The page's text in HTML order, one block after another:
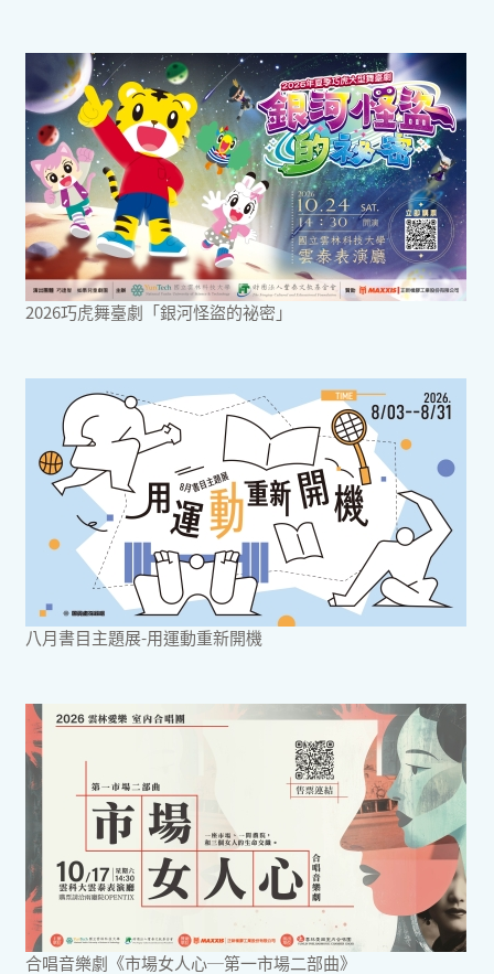
2026巧虎舞臺劇「銀河怪盜的祕密」
八月書目主題展-用運動重新開機
合唱音樂劇《市場女人心─第一市場二部曲》